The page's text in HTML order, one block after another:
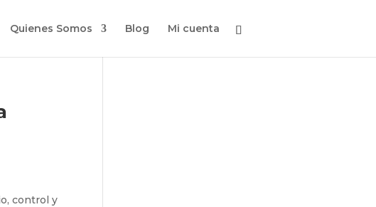
Quienes Somos Blog Mi cuenta
control y